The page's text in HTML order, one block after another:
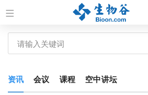
资讯 会议 课程 空中讲坛